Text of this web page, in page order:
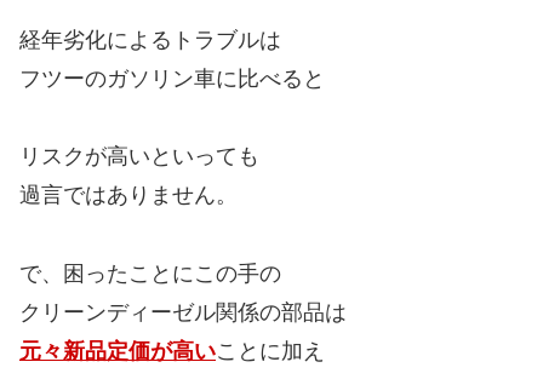
経年劣化によるトラブルは
フツーのガソリン車に比べると
リスクが高いといっても
過言ではありません。
で、困ったことにこの手の
クリーンディーゼル関係の部品は
元々新品定価が高いことに加え